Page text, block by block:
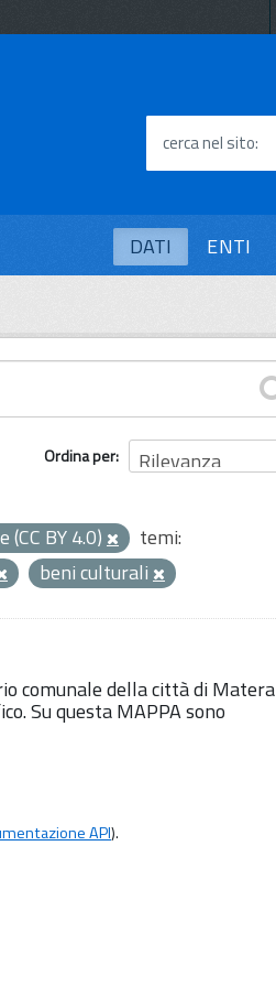
cerca nel sito
DATI ENTI
Ordina per
BY 4.0)
temi:
beni culturali
comunale della città di Matera
Su questa MAPPA sono
API).